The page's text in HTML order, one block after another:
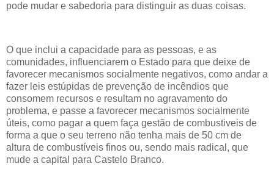
pode mudar e sabedoria para distinguir as duas coisas.
O que inclui a capacidade para as pessoas, e as
comunidades, influenciarem o Estado para que deixe de
favorecer mecanismos socialmente negativos, como andar a
fazer leis estúpidas de prevenção de incêndios que
consomem recursos e resultam no agravamento do
problema, e passe a favorecer mecanismos socialmente
úteis, como pagar a quem faça gestão de combustiveis de
forma a que o seu terreno não tenha mais de 50 cm de
altura de combustíveis finos ou, sendo mais radical, que
mude a capital para Castelo Branco.